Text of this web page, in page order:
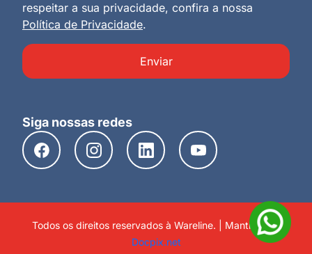
respeitar a sua privacidade, confira a nossa
Política de Privacidade.
Enviar
Siga nossas redes
Todos os direitos reservados à Wareline. | Mantido por
Docpix.net